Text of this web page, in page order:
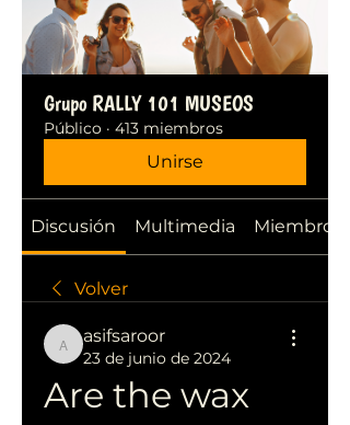
Grupo RALLY 101 MUSEOS
Público · 413 miembros
Unirse
Discusión Multimedia Miembros
Volver
asifsaroor
asifsaroor
23 de junio de 2024
Are the wax